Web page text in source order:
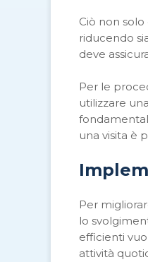
Ciò non solo
riducendo
deve
Per le
utilizzare
una visita è
Per
lo
efficienti
attività